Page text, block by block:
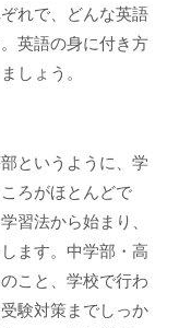
れで、どんな英語
英語の身に付き方
しょう。
というように、学
ろがほとんどで
習法から始まり、
ます。中学部・高
こと、学校で行わ
験対策までしっか